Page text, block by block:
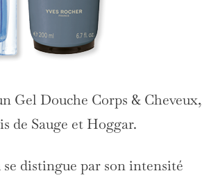
Gel Douche Corps & Cheveux,
de Sauge et Hoggar.
distingue par son intensité